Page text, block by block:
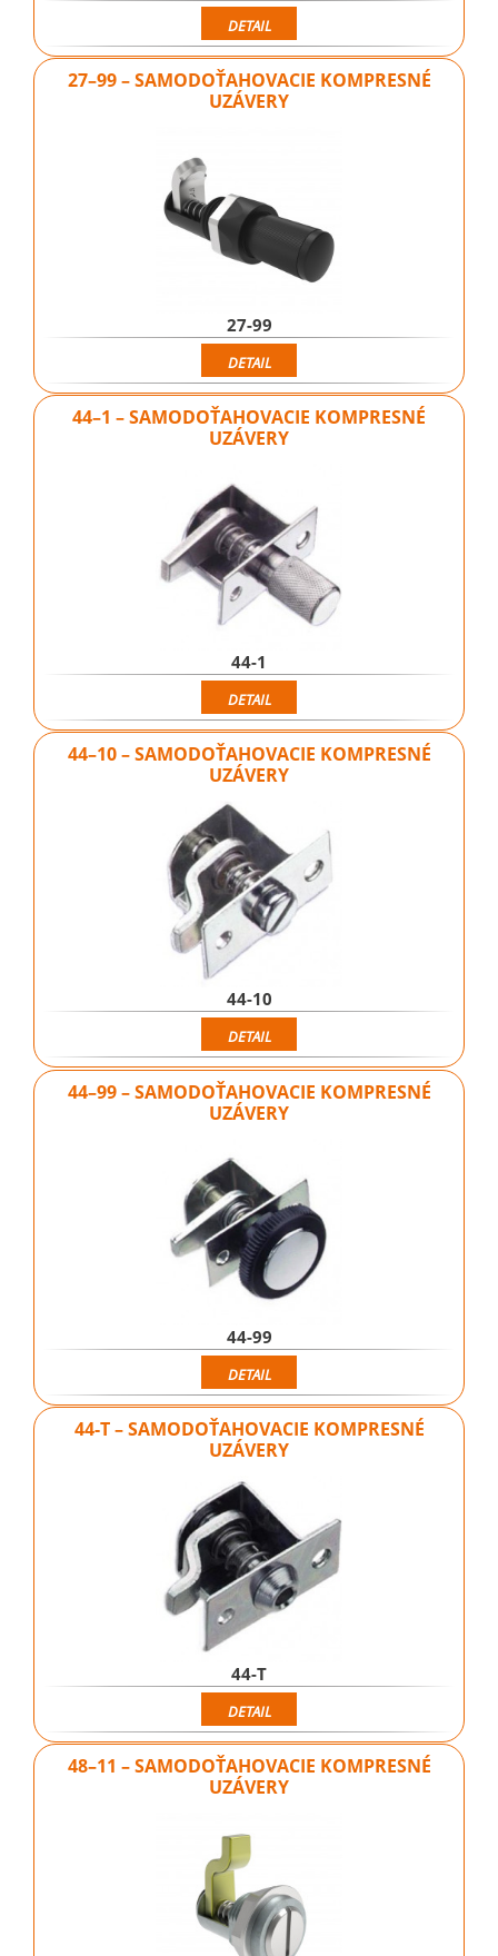
DETAIL
27–99 – SAMODOŤAHOVACIE KOMPRESNÉ
UZÁVERY
27-99
DETAIL
44–1 – SAMODOŤAHOVACIE KOMPRESNÉ
UZÁVERY
44-1
DETAIL
44–10 – SAMODOŤAHOVACIE KOMPRESNÉ
UZÁVERY
44-10
DETAIL
44–99 – SAMODOŤAHOVACIE KOMPRESNÉ
UZÁVERY
44-99
DETAIL
44-T – SAMODOŤAHOVACIE KOMPRESNÉ
UZÁVERY
44-T
DETAIL
48–11 – SAMODOŤAHOVACIE KOMPRESNÉ
UZÁVERY